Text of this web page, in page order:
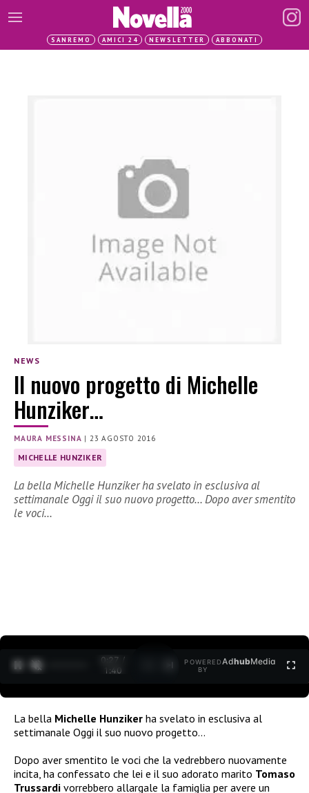
SANREMO AMICI 24 NEWSLETTER ABBONATI
NEWS
Il nuovo progetto di Michelle
Hunziker…
MAURA MESSINA | 23 AGOSTO 2016
MICHELLE HUNZIKER
La bella Michelle Hunziker ha svelato in esclusiva al
settimanale Oggi il suo nuovo progetto… Dopo aver smentito
le voci…
0:27 /
1:40
POWERED
BY
AdhubMedia
La bella Michelle Hunziker ha svelato in esclusiva al
settimanale Oggi il suo nuovo progetto…
Dopo aver smentito le voci che la vedrebbero nuovamente
incita, ha confessato che lei e il suo adorato marito Tomaso
Trussardi vorrebbero allargale la famiglia per avere un